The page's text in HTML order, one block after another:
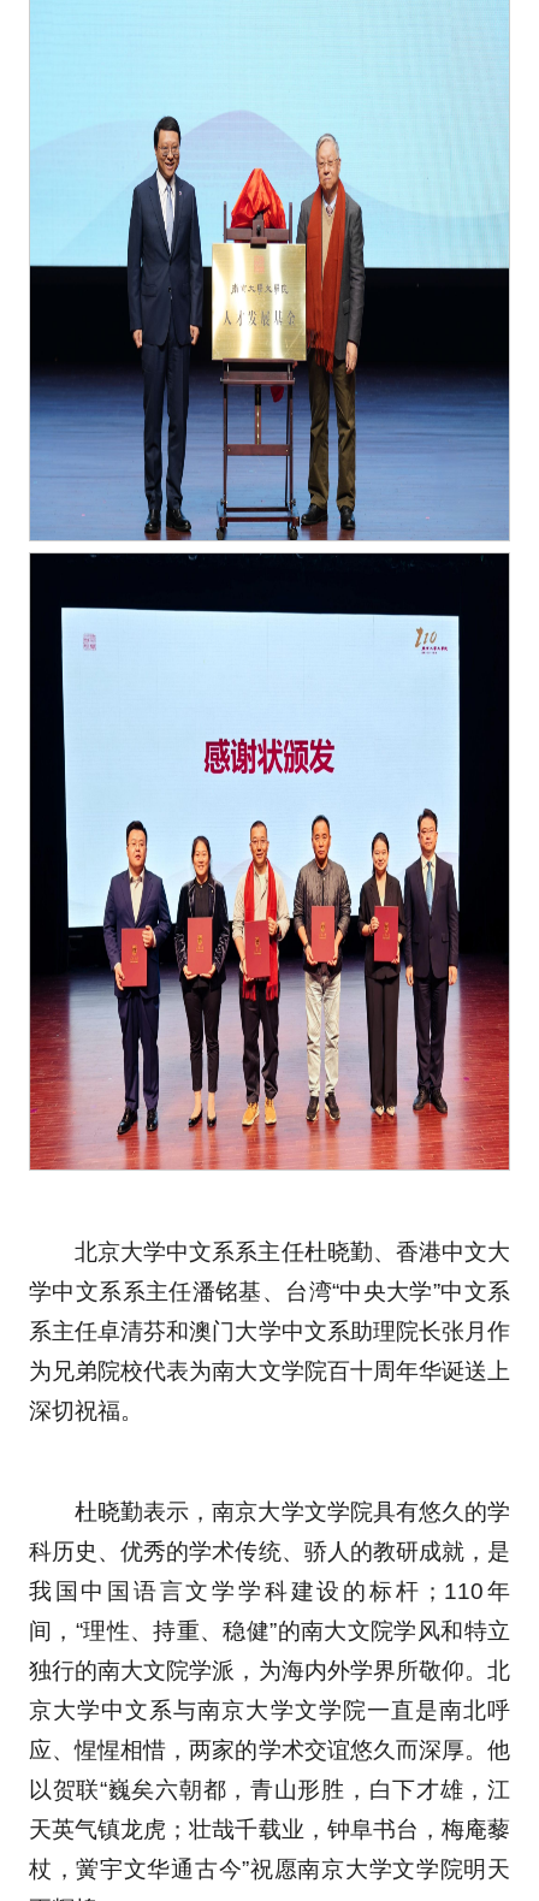
北京大学中文系系主任杜晓勤、香港中文大
学中文系系主任潘铭基、台湾“中央大学”中文系
系主任卓清芬和澳门大学中文系助理院长张月作
为兄弟院校代表为南大文学院百十周年华诞送上
深切祝福。
杜晓勤表示，南京大学文学院具有悠久的学
科历史、优秀的学术传统、骄人的教研成就，是
我国中国语言文学学科建设的标杆；110年
间，“理性、持重、稳健”的南大文院学风和特立
独行的南大文院学派，为海内外学界所敬仰。北
京大学中文系与南京大学文学院一直是南北呼
应、惺惺相惜，两家的学术交谊悠久而深厚。他
以贺联“巍矣六朝都，青山形胜，白下才雄，江
天英气镇龙虎；壮哉千载业，钟阜书台，梅庵藜
杖，黉宇文华通古今”祝愿南京大学文学院明天